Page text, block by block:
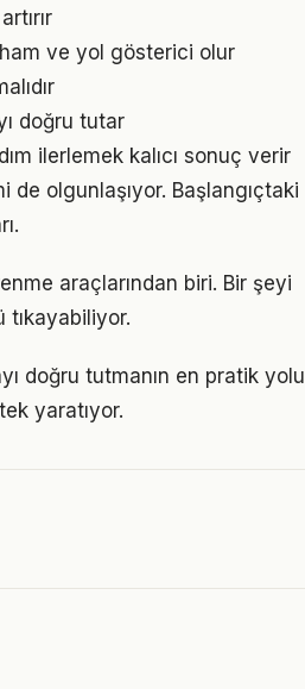
ve yol gösterici olur
doğru tutar
ilerlemek kalıcı sonuç verir
de olgunlaşıyor. Başlangıçtaki
araçlarından biri. Bir şeyi
doğru tutmanın en pratik
yaratıyor.